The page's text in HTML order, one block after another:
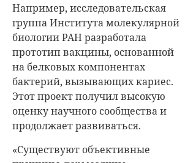
Например, исследовательская
группа Института молекулярной
биологии РАН разработала
прототип вакцины, основанной
на белковых компонентах
бактерий, вызывающих кариес.
Этот проект получил высокую
оценку научного сообщества и
продолжает развиваться.
«Существуют объективные